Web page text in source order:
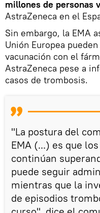
millones de personas
AstraZeneca en el
Sin embargo, la EMA
Unión Europea
vacunación con el
AstraZeneca pese a
casos de trombosis.
"La postura del
EMA (...) es que
continúan
puede seguir
mientras que la
de episodios